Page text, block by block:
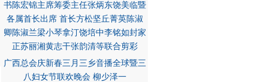
广西总会庆新春三月三乡音播全球暨三
八妇女节联欢晚会 柳少泽一